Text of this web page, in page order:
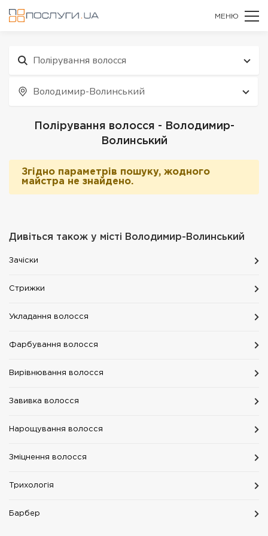
МЕНЮ
Полірування волосся
Володимир-Волинський
Полірування волосся - Володимир-
Волинський
Згідно параметрів пошуку, жодного
майстра не знайдено.
Дивіться також у місті Володимир-Волинський
Зачіски
Стрижки
Укладання волосся
Фарбування волосся
Вирівнювання волосся
Завивка волосся
Нарощування волосся
Зміцнення волосся
Трихологія
Барбер